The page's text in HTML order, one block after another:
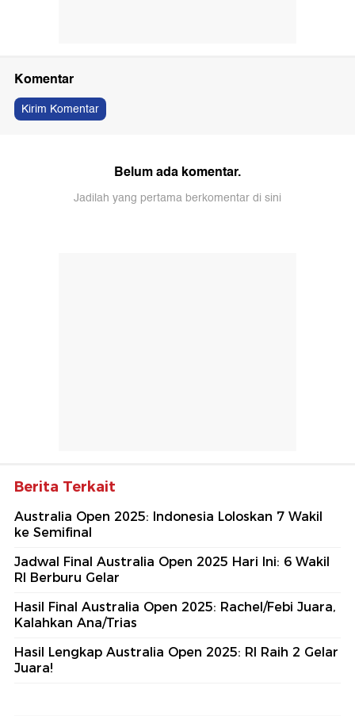
Komentar
Kirim Komentar
Belum ada komentar.
Jadilah yang pertama berkomentar di sini
Berita Terkait
Australia Open 2025: Indonesia Loloskan 7 Wakil
ke Semifinal
Jadwal Final Australia Open 2025 Hari Ini: 6 Wakil
RI Berburu Gelar
Hasil Final Australia Open 2025: Rachel/Febi Juara,
Kalahkan Ana/Trias
Hasil Lengkap Australia Open 2025: RI Raih 2 Gelar
Juara!